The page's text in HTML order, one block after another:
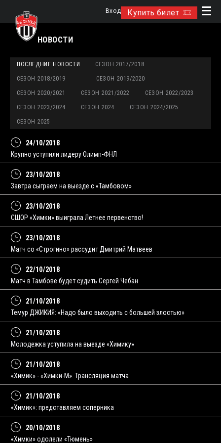
Купить билет
Вход
НОВОСТИ
ПОСЛЕДНИЕ НОВОСТИ СЕЗОН 2017/2018
СЕЗОН 2018/2019 СЕЗОН 2019/2020
СЕЗОН 2020/2021 СЕЗОН 2021/2022 СЕЗОН 2022/2023
СЕЗОН 2023/2024 СЕЗОН 2024 СЕЗОН 2024/2025
СЕЗОН 2025
24/10/2018
Крупно уступили лидеру Олимп-ФНЛ
23/10/2018
Завтра сыграем на выезде с «Тамбовом»
23/10/2018
СШОР «Химки» выиграла Летнее первенство!
23/10/2018
Матч со «Строгино» рассудит Дмитрий Матвеев
22/10/2018
Матч в Тамбове будет судить Сергей Чебан
21/10/2018
Темур ДЖИКИЯ: «Надо было выходить с большей злостью»
21/10/2018
Молодежка уступила на выезде «Химику»
21/10/2018
«Химик» - «Химки-М». Трансляция матча
21/10/2018
«Химик»: представляем соперника
20/10/2018
«Химки» одолели «Тюмень»